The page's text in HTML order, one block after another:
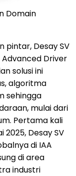
Domain
pintar, Desay SV
Driver
solusi ini
algoritma
sehingga
mulai dari
Pertama kali
Desay SV
di IAA
di area
industri